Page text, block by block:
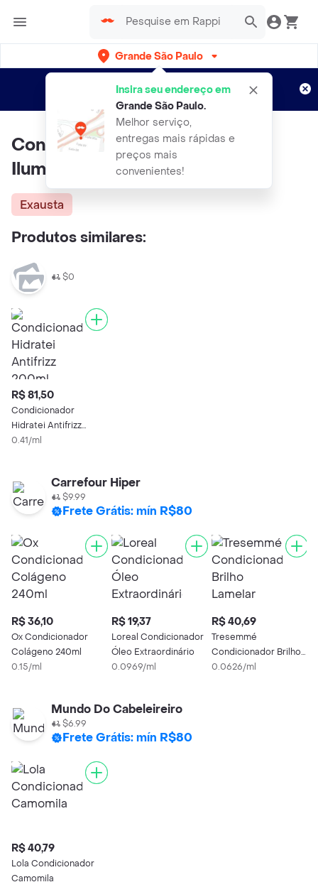
Grande São Paulo
Insira seu endereço em
Grande São Paulo.
Melhor serviço,
entregas mais rápidas e
preços mais
convenientes!
Entregas grátis por 15 dias!
Aplicam T&C
Condicionador Phytoervas
Iluminador 250ml
Exausta
Produtos similares:
$0
R$ 81,50
Condicionador
Hidratei Antifrizz
200ml
0.41/ml
Carrefour Hiper
$9.99
Frete Grátis: mín R$80
R$ 36,10
Ox Condicionador
Colágeno 240ml
0.15/ml
R$ 19,37
Loreal Condicionador
Óleo Extraordinário
0.0969/ml
R$ 40,69
Tresemmé
Condicionador Brilho
Lamelar 650ml
0.0626/ml
Mundo Do Cabeleireiro
$6.99
Frete Grátis: mín R$80
R$ 40,79
Lola Condicionador
Camomila